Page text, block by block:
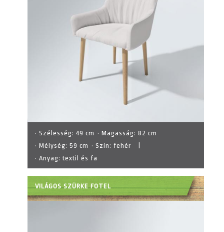
· Szélesség:49 cm · Magasság: 82 cm
· Mélység: 59 cm · Szín: fehér
· Anyag:textil és fa
VILÁGOS SZÜRKE FOTEL